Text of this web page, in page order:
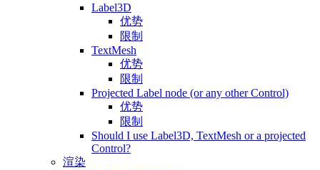
Label3D
优势
限制
TextMesh
优势
限制
Projected Label node (or any other Control)
优势
限制
Should I use Label3D, TextMesh or a projected
Control?
渲染